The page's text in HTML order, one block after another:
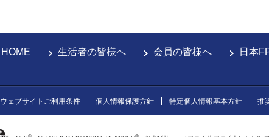
HOME 生活者の皆様へ 会員の皆様へ 日本
ウェブサイトご利用条件 個人情報保護方針 特定個人情報基本方針 推
® ®